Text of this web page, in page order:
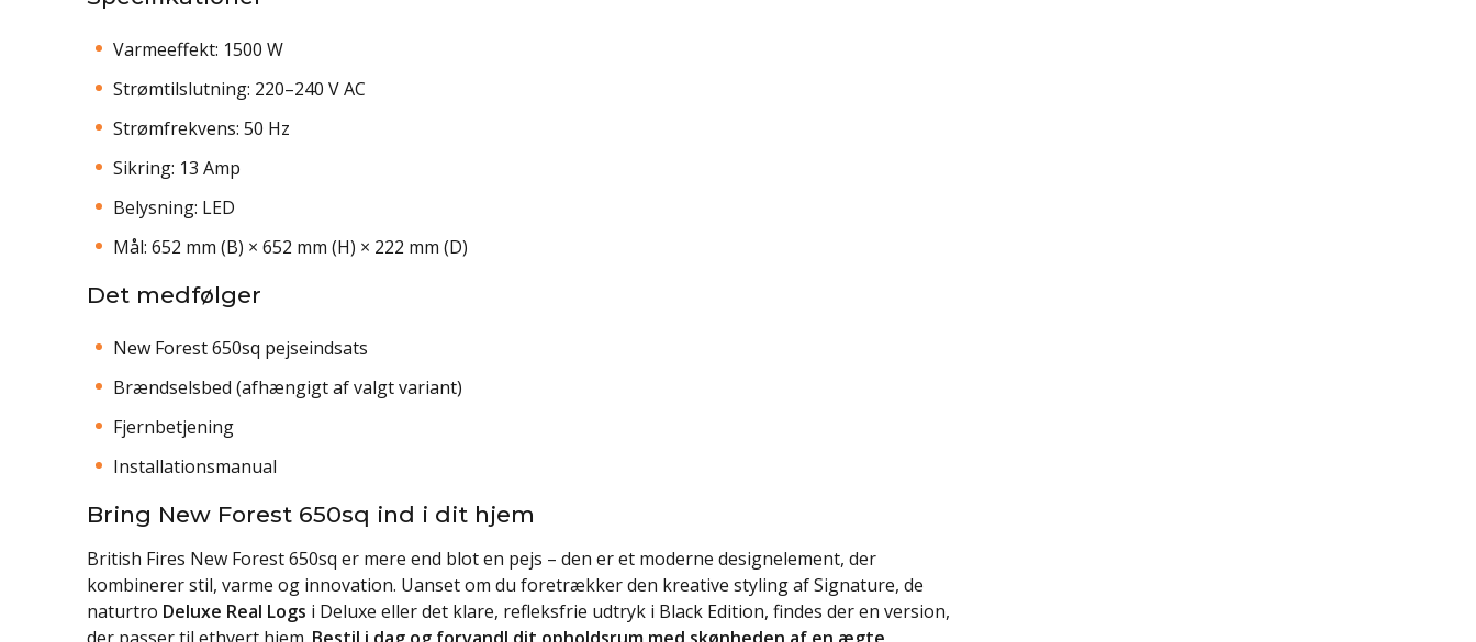
Varmeeffekt: 1500 W
Strømtilslutning: 220–240 V AC
Strømfrekvens: 50 Hz
Sikring: 13 Amp
Belysning: LED
Mål: 652 mm (B) × 652 mm (H) × 222 mm (D)
Det medfølger
New Forest 650sq pejseindsats
Brændselsbed (afhængigt af valgt variant)
Fjernbetjening
Installationsmanual
Bring New Forest 650sq ind i dit hjem
British Fires New Forest 650sq er mere end blot en pejs – den er et moderne designelement, der
kombinerer stil, varme og innovation. Uanset om du foretrækker den kreative styling af Signature, de
naturtro Deluxe Real Logs i Deluxe eller det klare, refleksfrie udtryk i Black Edition, findes der en version,
der passer til ethvert hjem. Bestil i dag og forvandl dit opholdsrum med skønheden af en ægte